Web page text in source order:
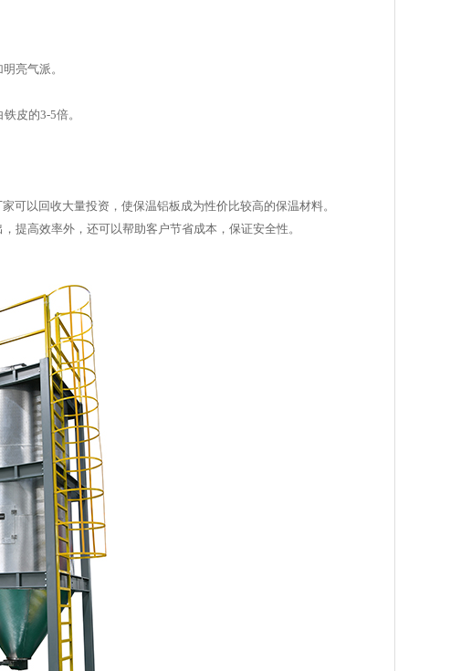
亮气派。
皮的3-5倍。
可以回收大量投资，使保温铝板成为性价比较高的保温材料。
提高效率外，还可以帮助客户节省成本，保证安全性。